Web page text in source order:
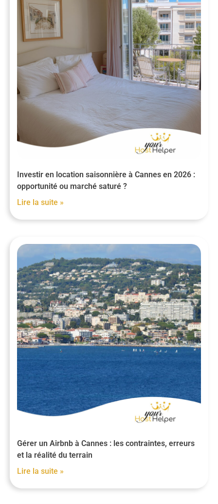
Investir en location saisonnière à Cannes en 2026 :
opportunité ou marché saturé ?
Lire la suite »
Gérer un Airbnb à Cannes : les contraintes, erreurs
et la réalité du terrain
Lire la suite »